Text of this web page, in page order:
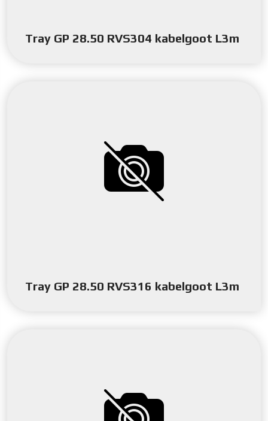
Tray GP 28.50 RVS304 kabelgoot L3m
Tray GP 28.50 RVS316 kabelgoot L3m